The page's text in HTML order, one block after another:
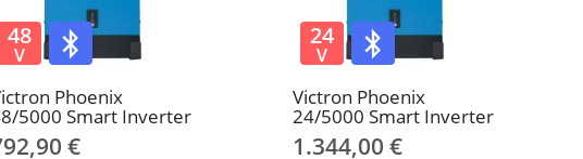
Phoenix
5000 Smart Inverter
€
48
V
Victron Phoenix
24/5000 Smart Inverter
1.344,00 €
24
V